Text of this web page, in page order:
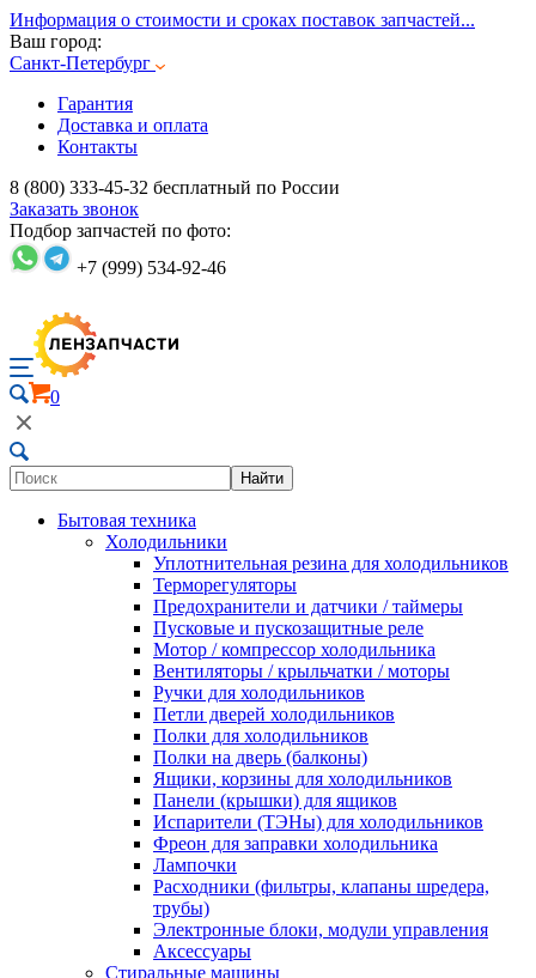
Информация о стоимости и сроках поставок запчастей...
Ваш город:
Санкт-Петербург
Гарантия
Доставка и оплата
Контакты
8 (800) 333-45-32 бесплатный по России
Заказать звонок
Подбор запчастей по фото:
+7 (999) 534-92-46
0
Найти
Бытовая техника
Холодильники
Уплотнительная резина для холодильников
Терморегуляторы
Предохранители и датчики / таймеры
Пусковые и пускозащитные реле
Мотор / компрессор холодильника
Вентиляторы / крыльчатки / моторы
Ручки для холодильников
Петли дверей холодильников
Полки для холодильников
Полки на дверь (балконы)
Ящики, корзины для холодильников
Панели (крышки) для ящиков
Испарители (ТЭНы) для холодильников
Фреон для заправки холодильника
Лампочки
Расходники (фильтры, клапаны шредера,
трубы)
Электронные блоки, модули управления
Аксессуары
Стиральные машины